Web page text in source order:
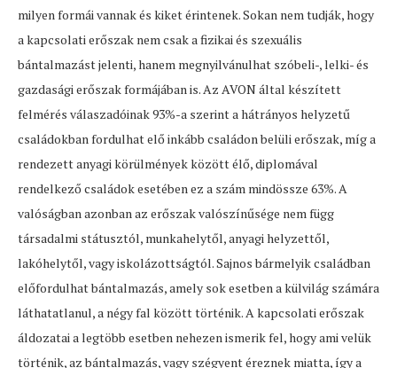
milyen formái vannak és kiket érintenek. Sokan nem tudják, hogy
a kapcsolati erőszak nem csak a fizikai és szexuális
bántalmazást jelenti, hanem megnyilvánulhat szóbeli-, lelki- és
gazdasági erőszak formájában is. Az AVON által készített
felmérés válaszadóinak 93%-a szerint a hátrányos helyzetű
családokban fordulhat elő inkább családon belüli erőszak, míg a
rendezett anyagi körülmények között élő, diplomával
rendelkező családok esetében ez a szám mindössze 63%. A
valóságban azonban az erőszak valószínűsége nem függ
társadalmi státusztól, munkahelytől, anyagi helyzettől,
lakóhelytől, vagy iskolázottságtól. Sajnos bármelyik családban
előfordulhat bántalmazás, amely sok esetben a külvilág számára
láthatatlanul, a négy fal között történik. A kapcsolati erőszak
áldozatai a legtöbb esetben nehezen ismerik fel, hogy ami velük
történik, az bántalmazás, vagy szégyent éreznek miatta, így a